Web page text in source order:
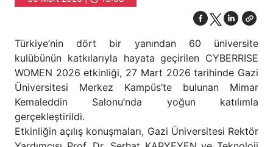
Türkiye’nin dört bir yanından 60 üniversite
kulübünün katkılarıyla hayata geçirilen CYBERRISE
WOMEN 2026 etkinliği, 27 Mart 2026 tarihinde Gazi
Üniversitesi Merkez Kampüs’te bulunan Mimar
Kemaleddin Salonu’nda yoğun katılımla
gerçekleştirildi.
Etkinliğin açılış konuşmaları, Gazi Üniversitesi Rektör